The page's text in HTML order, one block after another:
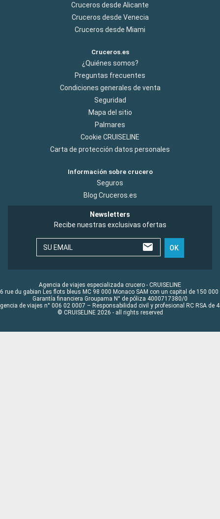
Cruceros desde Alicante
Cruceros desde Venecia
Cruceros desde Miami
Cruceros.es
¿Quiénes somos?
Preguntas frecuentes
Condiciones generales de venta
Seguridad
Mapa del sitio
Palmares
Cookie CRUISELINE
Carta de protección datos personales
Información sobre crucero
Seguros
Blog Cruceros.es
Newsletters
Recibe nuestras exclusivas ofertas
SU EMAIL OK
Agencia de viajes especializada crucero - CRUISELINE
rue du gabian Les flots bleus MC 98 000 Monaco SAM con un capital de 150 000
Garantía financiera Groupama N° de póliza 4000717380/0
de viajes n° 006 02 0007 – Responsabilidad civil y profesional RC RSA de
© CRUISELINE 2026 - all rights reserved